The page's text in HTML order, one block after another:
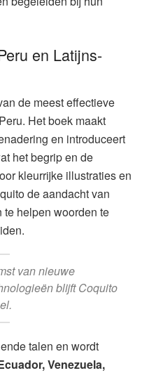
en Latijns-
de meest effectieve
Het boek maakt
en introduceert
het begrip en de
kleurrijke illustraties en
de aandacht van
te helpen woorden te
van nieuwe
blijft Coquito
talen en wordt
Venezuela,